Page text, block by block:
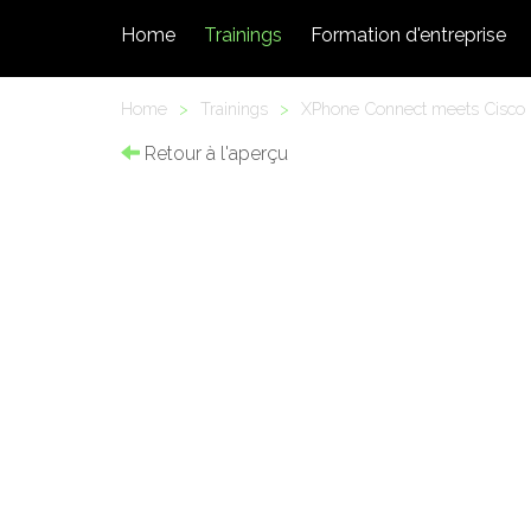
Home Trainings Formation d'entreprise
Home > Trainings > XPhone Connect meets Cisco
Retour à l'aperçu